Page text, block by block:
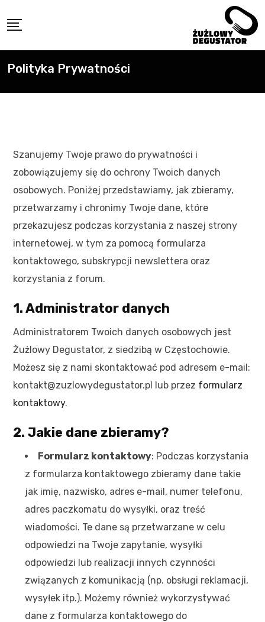
Polityka Prywatności
Szanujemy Twoje prawo do prywatności i
zobowiązujemy się do ochrony Twoich danych
osobowych. Poniżej przedstawiamy, jak zbieramy,
przetwarzamy i chronimy Twoje dane, które
przekazujesz podczas korzystania z naszej strony
internetowej, w tym za pomocą formularza
kontaktowego, subskrypcji newslettera oraz
korzystania z forum.
1. Administrator danych
Administratorem Twoich danych osobowych jest
Żużlowy Degustator, z siedzibą w Częstochowie.
Możesz się z nami skontaktować pod adresem e-mail:
kontakt@zuzlowydegustator.pl lub przez formularz
kontaktowy.
2. Jakie dane zbieramy?
Formularz kontaktowy: Podczas korzystania
z formularza kontaktowego zbieramy dane takie
jak imię, nazwisko, adres e-mail, numer telefonu,
adres paczkomatu do wysyłki, oraz treść
wiadomości. Te dane są przetwarzane w celu
odpowiedzi na Twoje zapytanie, wysyłki
odpowiedzi lub realizacji innych czynności
związanych z komunikacją (np. obsługi reklamacji,
wysyłek itp.). Możemy również wykorzystywać
dane z formularza kontaktowego do